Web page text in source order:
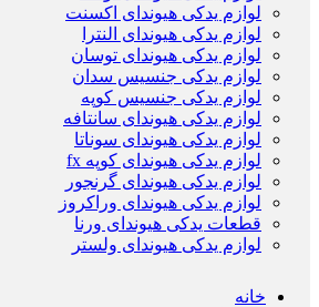
لوازم یدکی هیوندای اکسنت
لوازم یدکی هیوندای النترا
لوازم یدکی هیوندای توسان
لوازم یدکی جنسیس سدان
لوازم یدکی جنسیس کوپه
لوازم یدکی هیوندای سانتافه
لوازم یدکی هیوندای سوناتا
لوازم یدکی هیوندای کوپه fx
لوازم یدکی هیوندای گرنجور
لوازم یدکی هیوندای وراکروز
قطعات یدکی هیوندای ورنا
لوازم یدکی هیوندای ولستر
خانه